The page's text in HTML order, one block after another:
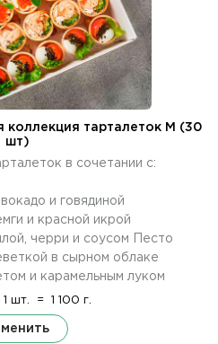
коллекция тарталеток M (30
шт)
в сочетании с:
и говядиной
и красной икрой
черри и соусом Песто
в сырном облаке
и карамельным луком
1 шт. = 1 100 г.